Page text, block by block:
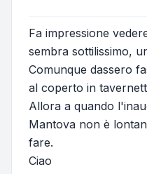
Fa impressione
sembra sottilissimo,
Comunque dassero
al coperto in
Allora a quando
Mantova non è
fare.
Ciao